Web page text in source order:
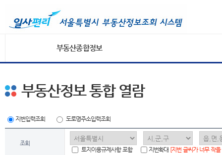
부동산종합정보
부동산정보 통합 열람
지번입력조회 도로명주소입력조회
조회
토지이용규제사항 포함
지번확대 [지번 글씨가 너무 작